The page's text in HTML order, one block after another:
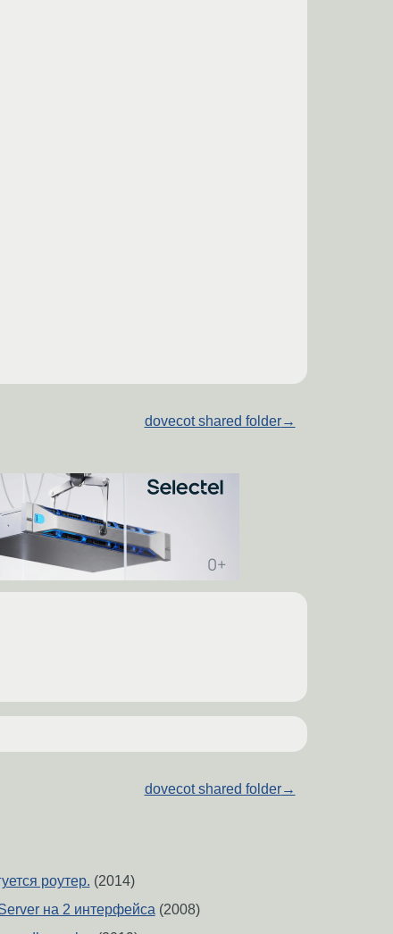
dovecot shared folder→
dovecot shared folder→
роутер. (2014)
на 2 интерфейса(2008)